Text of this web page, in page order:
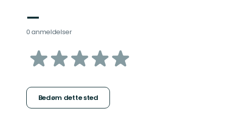
—
0 anmeldelser
ud
5
Bedøm dette sted